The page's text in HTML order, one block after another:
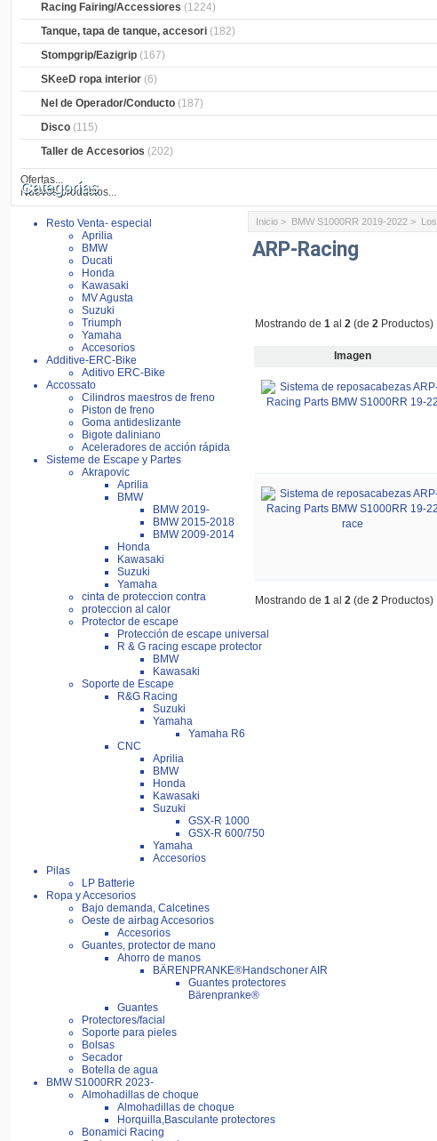
Racing Fairing/Accessiores (1224)
Tanque, tapa de tanque, accesori (182)
Stompgrip/Eazigrip (167)
SKeeD ropa interior (6)
Nel de Operador/Conducto (187)
Disco (115)
Taller de Accesorios (202)
Ofertas...
Nuevos productos...
Categorías
Resto Venta- especial
Aprilia
BMW
Ducati
Honda
Kawasaki
MV Agusta
Suzuki
Triumph
Yamaha
Accesorios
Additive-ERC-Bike
Aditivo ERC-Bike
Accossato
Cilindros maestros de freno
Piston de freno
Goma antideslizante
Bigote daliniano
Aceleradores de acción rápida
Sisteme de Escape y Partes
Akrapovic
Aprilia
BMW
BMW 2019-
BMW 2015-2018
BMW 2009-2014
Honda
Kawasaki
Suzuki
Yamaha
cinta de proteccion contra
proteccion al calor
Protector de escape
Protección de escape universal
R & G racing escape protector
BMW
Kawasaki
Soporte de Escape
R&G Racing
Suzuki
Yamaha
Yamaha R6
CNC
Aprilia
BMW
Honda
Kawasaki
Suzuki
GSX-R 1000
GSX-R 600/750
Yamaha
Accesorios
Pilas
LP Batterie
Ropa y Accesorios
Bajo demanda, Calcetines
Oeste de airbag Accesorios
Accesorios
Guantes, protector de mano
Ahorro de manos
BÄRENPRANKE®Handschoner AIR
Guantes protectores
Bärenpranke®
Guantes
Protectores/facial
Soporte para pieles
Bolsas
Secador
Botella de agua
BMW S1000RR 2023-
Almohadillas de choque
Almohadillas de choque
Horquilla,Basculante protectores
Bonamici Racing
Inicio > BMW S1000RR 2019-2022 >
ARP-Racing
Mostrando de1 al2 (de2 Productos)
Imagen
Mostrando de1 al2 (de2 Productos)